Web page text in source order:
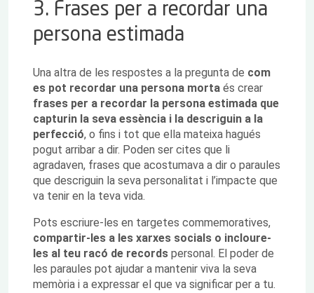
3. Frases per a recordar una
persona estimada
Una altra de les respostes a la pregunta de com
es pot recordar una persona morta és crear
frases per a recordar la persona estimada que
capturin la seva essència i la descriguin a la
perfecció, o fins i tot que ella mateixa hagués
pogut arribar a dir. Poden ser cites que li
agradaven, frases que acostumava a dir o paraules
que descriguin la seva personalitat i l’impacte que
va tenir en la teva vida.
Pots escriure-les en targetes commemoratives,
compartir-les a les xarxes socials o incloure-
les al teu racó de records personal. El poder de
les paraules pot ajudar a mantenir viva la seva
memòria i a expressar el que va significar per a tu.